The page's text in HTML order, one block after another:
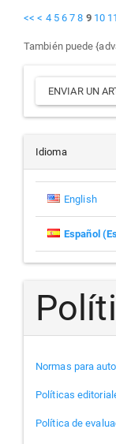
<< < 4 5 6 7 8 9 10 11
También puede
un
ENVIAR UN
Idioma
English
Español
Normas para
Políticas
Política de